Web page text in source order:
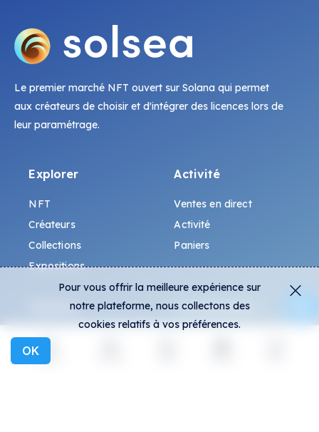
Explorer
Le premier marché NFT ouvert sur Solana qui permet
aux créateurs de choisir et d'intégrer des licences lors de
leur paramétrage.
Explorer
NFT
Créateurs
Collections
Expositions
Activité
Ventes en direct
Activité
Paniers
Général
FAQ
Comment repérer les
Communauté
Pour vous offrir la meilleure expérience sur
notre plateforme, nous collectons des
cookies relatifs à vos préférences.
OK